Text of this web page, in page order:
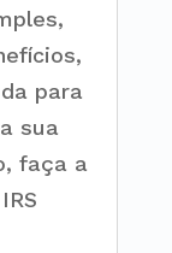
para
sua
faça a